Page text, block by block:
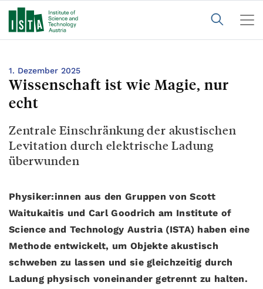
1. Dezember 2025
Wissenschaft ist wie Magie, nur
echt
Zentrale Einschränkung der akustischen
Levitation durch elektrische Ladung
überwunden
Physiker:innen aus den Gruppen von Scott
Waitukaitis und Carl Goodrich am Institute of
Science and Technology Austria (ISTA) haben eine
Methode entwickelt, um Objekte akustisch
schweben zu lassen und sie gleichzeitig durch
Ladung physisch voneinander getrennt zu halten.